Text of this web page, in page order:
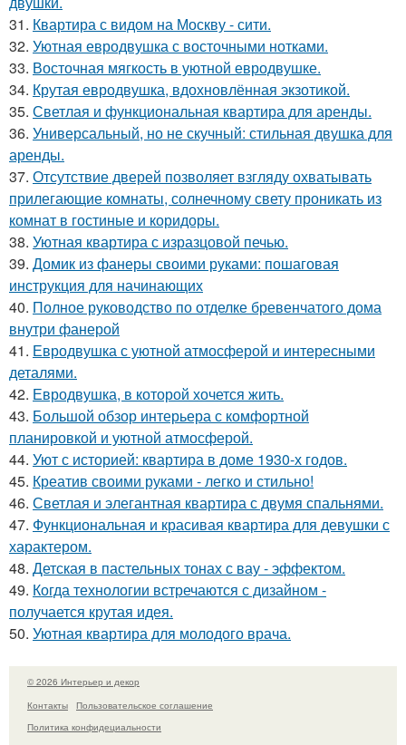
31. Квартира с видом на Москву - сити.
32. Уютная евродвушка с восточными нотками.
33. Восточная мягкость в уютной евродвушке.
34. Крутая евродвушка, вдохновлённая экзотикой.
35. Светлая и функциональная квартира для аренды.
36. Универсальный, но не скучный: стильная двушка для
аренды.
37. Отсутствие дверей позволяет взгляду охватывать
прилегающие комнаты, солнечному свету проникать из
комнат в гостиные и коридоры.
38. Уютная квартира с изразцовой печью.
39. Домик из фанеры своими руками: пошаговая
инструкция для начинающих
40. Полное руководство по отделке бревенчатого дома
внутри фанерой
41. Евродвушка с уютной атмосферой и интересными
деталями.
42. Евродвушка, в которой хочется жить.
43. Большой обзор интерьера с комфортной
планировкой и уютной атмосферой.
44. Уют с историей: квартира в доме 1930-х годов.
45. Креатив своими руками - легко и стильно!
46. Светлая и элегантная квартира с двумя спальнями.
47. Функциональная и красивая квартира для девушки с
характером.
48. Детская в пастельных тонах с вау - эффектом.
49. Когда технологии встречаются с дизайном -
получается крутая идея.
50. Уютная квартира для молодого врача.
© 2026 Интерьер и декор
Контакты
Пользовательское соглашение
Политика конфидециальности